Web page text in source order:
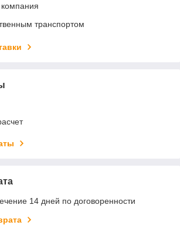
транспортом
14 дней по договоренности